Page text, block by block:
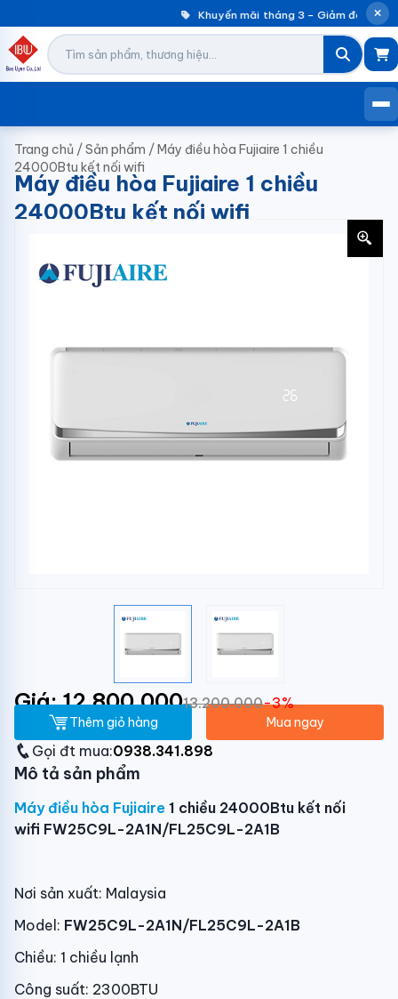
Khuyến mãi tháng 3 – Giảm đến
Trang chủ /Sản phẩm /Máy điều hòa Fujiaire 1 chiều
24000Btu kết nối wifi
Máy điều hòa Fujiaire 1 chiều
24000Btu kết nối wifi
Giá: 12.800.00013.200.000-3%
Thêm giỏ hàng Mua ngay
Gọi đt mua:0938.341.898
Mô tả sản phẩm
Máy điều hòa Fujiaire 1 chiều 24000Btu kết nối
wifi FW25C9L-2A1N/FL25C9L-2A1B
Nơi sản xuất: Malaysia
Model: FW25C9L-2A1N/FL25C9L-2A1B
Chiều: 1 chiều lạnh
Công suất: 2300BTU